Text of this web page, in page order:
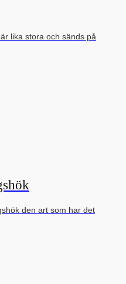
lika stora och sänds på
den art som har det